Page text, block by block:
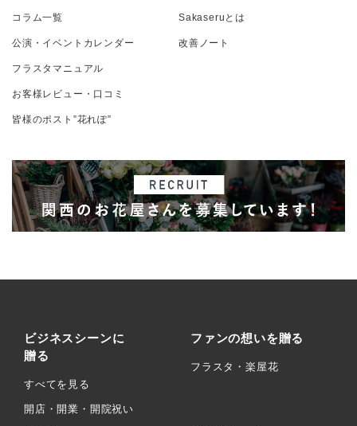
コラム一覧
公演・イベントカレンダー
フラスタマニュアル
お客様レビュー・口コミ
皆様のポスト”花れぽ”
Sakaseruとは
改善ノート
ビジネスシーンに
贈る
すべてを見る
開店・開業・開院祝い
ファンの想いを贈る
フラスタ・楽屋花